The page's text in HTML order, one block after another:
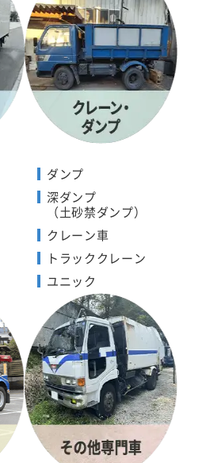
ダンプ
深ダンプ
（土砂禁ダンプ）
クレーン車
トラッククレーン
ユニック